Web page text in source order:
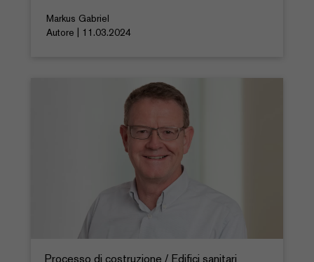
Markus Gabriel
Autore | 11.03.2024